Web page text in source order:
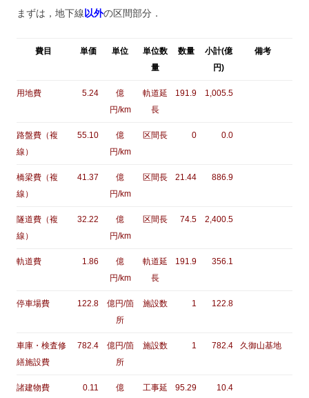
まずは，地下線 以外の区間部分．
費目 単価 単位
単位数
量
数量
小計(億
円)
備考
用地費 5.24
億
円/km
軌道延
長
191.9 1,005.5
路盤費（複
線）
55.10
億
円/km
区間長 0 0.0
橋梁費（複
線）
41.37
億
円/km
区間長 21.44 886.9
隧道費（複
線）
32.22
億
円/km
区間長 74.5 2,400.5
軌道費 1.86
億
円/km
軌道延
長
191.9 356.1
停車場費 122.8
億円/箇
所
施設数 1 122.8
車庫・検査修
繕施設費
782.4
億円/箇
所
施設数 1 782.4 久御山基地
諸建物費 0.11
億
工事延
95.29 10.4